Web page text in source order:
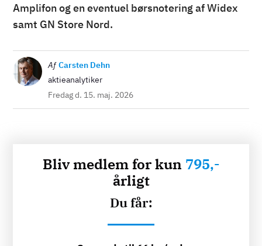
Amplifon og en eventuel børsnotering af Widex
samt GN Store Nord.
Billede Af Carsten Dehn
aktieanalytiker
Fredag d. 15. maj. 2026
Bliv medlem for kun 795,-
årligt
Du får: